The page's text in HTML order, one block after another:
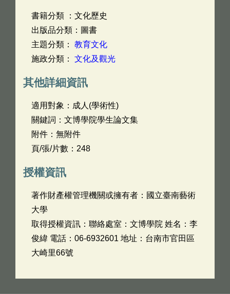
書籍分類 ：文化歷史
出版品分類：圖書
主題分類： 教育文化
施政分類： 文化及觀光
其他詳細資訊
適用對象：成人(學術性)
關鍵詞：文博學院學生論文集
附件：無附件
頁/張/片數：248
授權資訊
著作財產權管理機關或擁有者：國立臺南藝術
大學
取得授權資訊：聯絡處室：文博學院 姓名：李
俊緯 電話：06-6932601 地址：台南市官田區
大崎里66號